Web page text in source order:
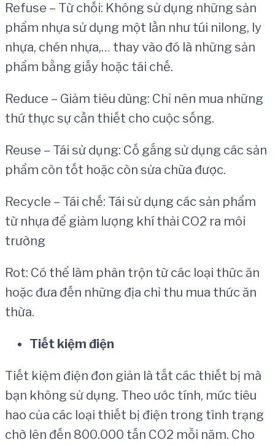
Refuse – Từ chối: Không sử dụng những sản
phẩm nhựa sử dụng một lần như túi nilong, ly
nhựa, chén nhựa,… thay vào đó là những sản
phẩm bằng giấy hoặc tái chế.
Reduce – Giảm tiêu dùng: Chỉ nên mua những
thứ thực sự cần thiết cho cuộc sống.
Reuse – Tái sử dụng: Cố gắng sử dụng các sản
phẩm còn tốt hoặc còn sửa chữa được.
Recycle – Tái chế: Tái sử dụng các sản phẩm
từ nhựa để giảm lượng khí thải CO2 ra môi
trường
Rot: Có thể làm phân trộn từ các loại thức ăn
hoặc đưa đến những địa chỉ thu mua thức ăn
thừa.
Tiết kiệm điện
Tiết kiệm điện đơn giản là tắt các thiết bị mà
bạn không sử dụng. Theo ước tính, mức tiêu
hao của các loại thiết bị điện trong tình trạng
chờ lên đến 800.000 tấn CO2 mỗi năm. Cho